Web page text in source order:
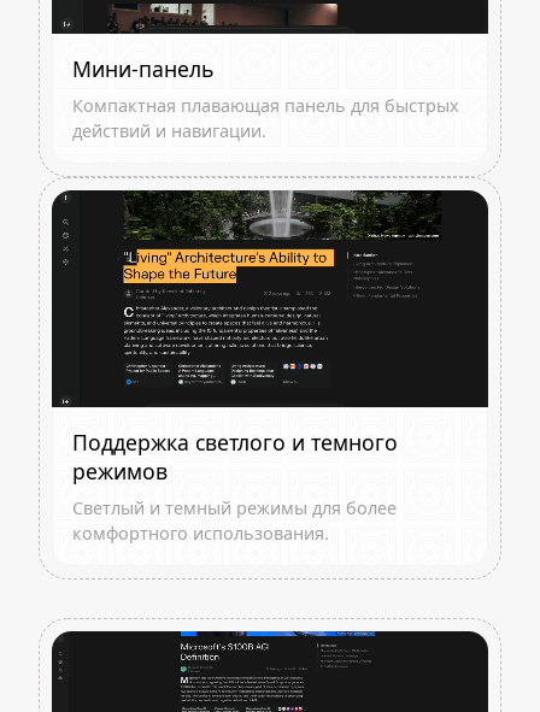
Мини-панель
Компактная плавающая панель для быстрых
действий и навигации.
Поддержка светлого и темного
режимов
Светлый и темный режимы для более
комфортного использования.